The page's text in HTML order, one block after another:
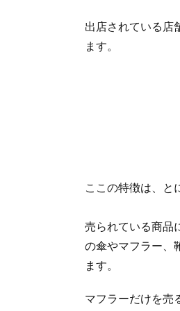
出店されている店
ます。
ここの特徴は、と
売られている商品
の傘やマフラー、
ます。
マフラーだけを売